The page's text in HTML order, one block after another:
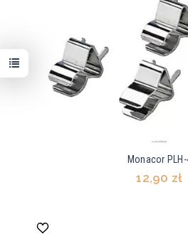
Monacor
12,90 zł